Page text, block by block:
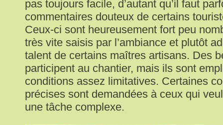
pas toujours facile, d’autant qu’il faut
commentaires douteux de certains
Ceux-ci sont heureusement fort peu
très vite saisis par l’ambiance et plutôt
talent de certains maîtres artisans. Des
participent au chantier, mais ils sont
conditions assez limitatives. Certaines
précises sont demandées à ceux qui
une tâche complexe.